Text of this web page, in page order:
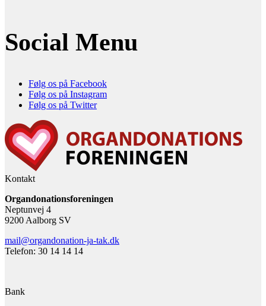
Social Menu
Følg os på Facebook
Følg os på Instagram
Følg os på Twitter
Kontakt
Organdonationsforeningen
Neptunvej 4
9200 Aalborg SV
mail@organdonation-ja-tak.dk
Telefon: 30 14 14 14
Bank